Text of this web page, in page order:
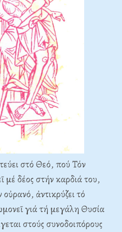
στό Θεό, πού Τόν
μέ δέος στήν καρδιά του,
ἀντικρύζει τό
γιά τή μεγάλη Θυσία
στούς συνοδοιπόρους